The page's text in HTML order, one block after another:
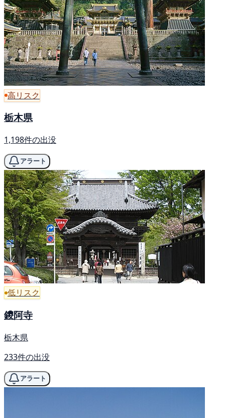
高リスク
栃木県
1,198件の出没
アラート
低リスク
鑁阿寺
栃木県
233件の出没
アラート